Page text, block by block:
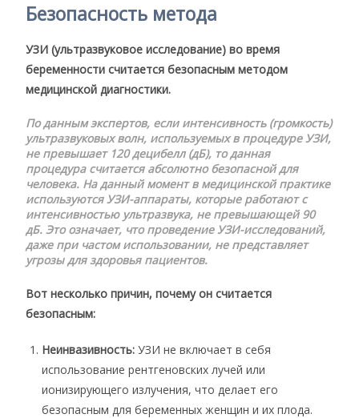
Безопасность метода
УЗИ (ультразвуковое исследование) во время
беременности считается безопасным методом
медицинской диагностики.
По данным экспертов, если интенсивность (громкость)
ультразвуковых волн, используемых в процедуре УЗИ,
не превышает 120 децибелл (дБ), то данная
процедура считается абсолютно безопасной для
человека. На данный момент в медицинской практике
используются УЗИ-аппараты, которые работают с
интенсивностью ультразвука, не превышающей 90
дБ. Это означает, что проведение УЗИ-исследований,
даже при частом использовании, не представляет
угрозы для здоровья пациентов.
Вот несколько причин, почему он считается
безопасным:
Неинвазивность: УЗИ не включает в себя
использование рентгеновских лучей или
ионизирующего излучения, что делает его
безопасным для беременных женщин и их плода.